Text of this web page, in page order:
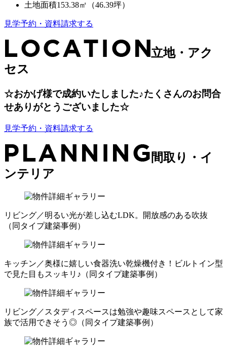
土地面積153.38㎡（46.39坪）
見学予約・資料請求する
立地・アク
セス
☆おかげ様で成約いたしました♪たくさんのお問合
せありがとうございました☆
見学予約・資料請求する
間取り・イ
ンテリア
リビング／明るい光が差し込むLDK。開放感のある吹抜
（同タイプ建築事例）
キッチン／奥様に嬉しい食器洗い乾燥機付き！ビルトイン型
で見た目もスッキリ♪（同タイプ建築事例）
リビング／スタディスペースは勉強や趣味スペースとして家
族で活用できそう◎（同タイプ建築事例）